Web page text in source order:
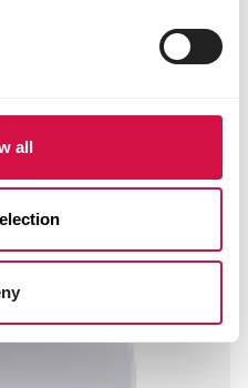
all